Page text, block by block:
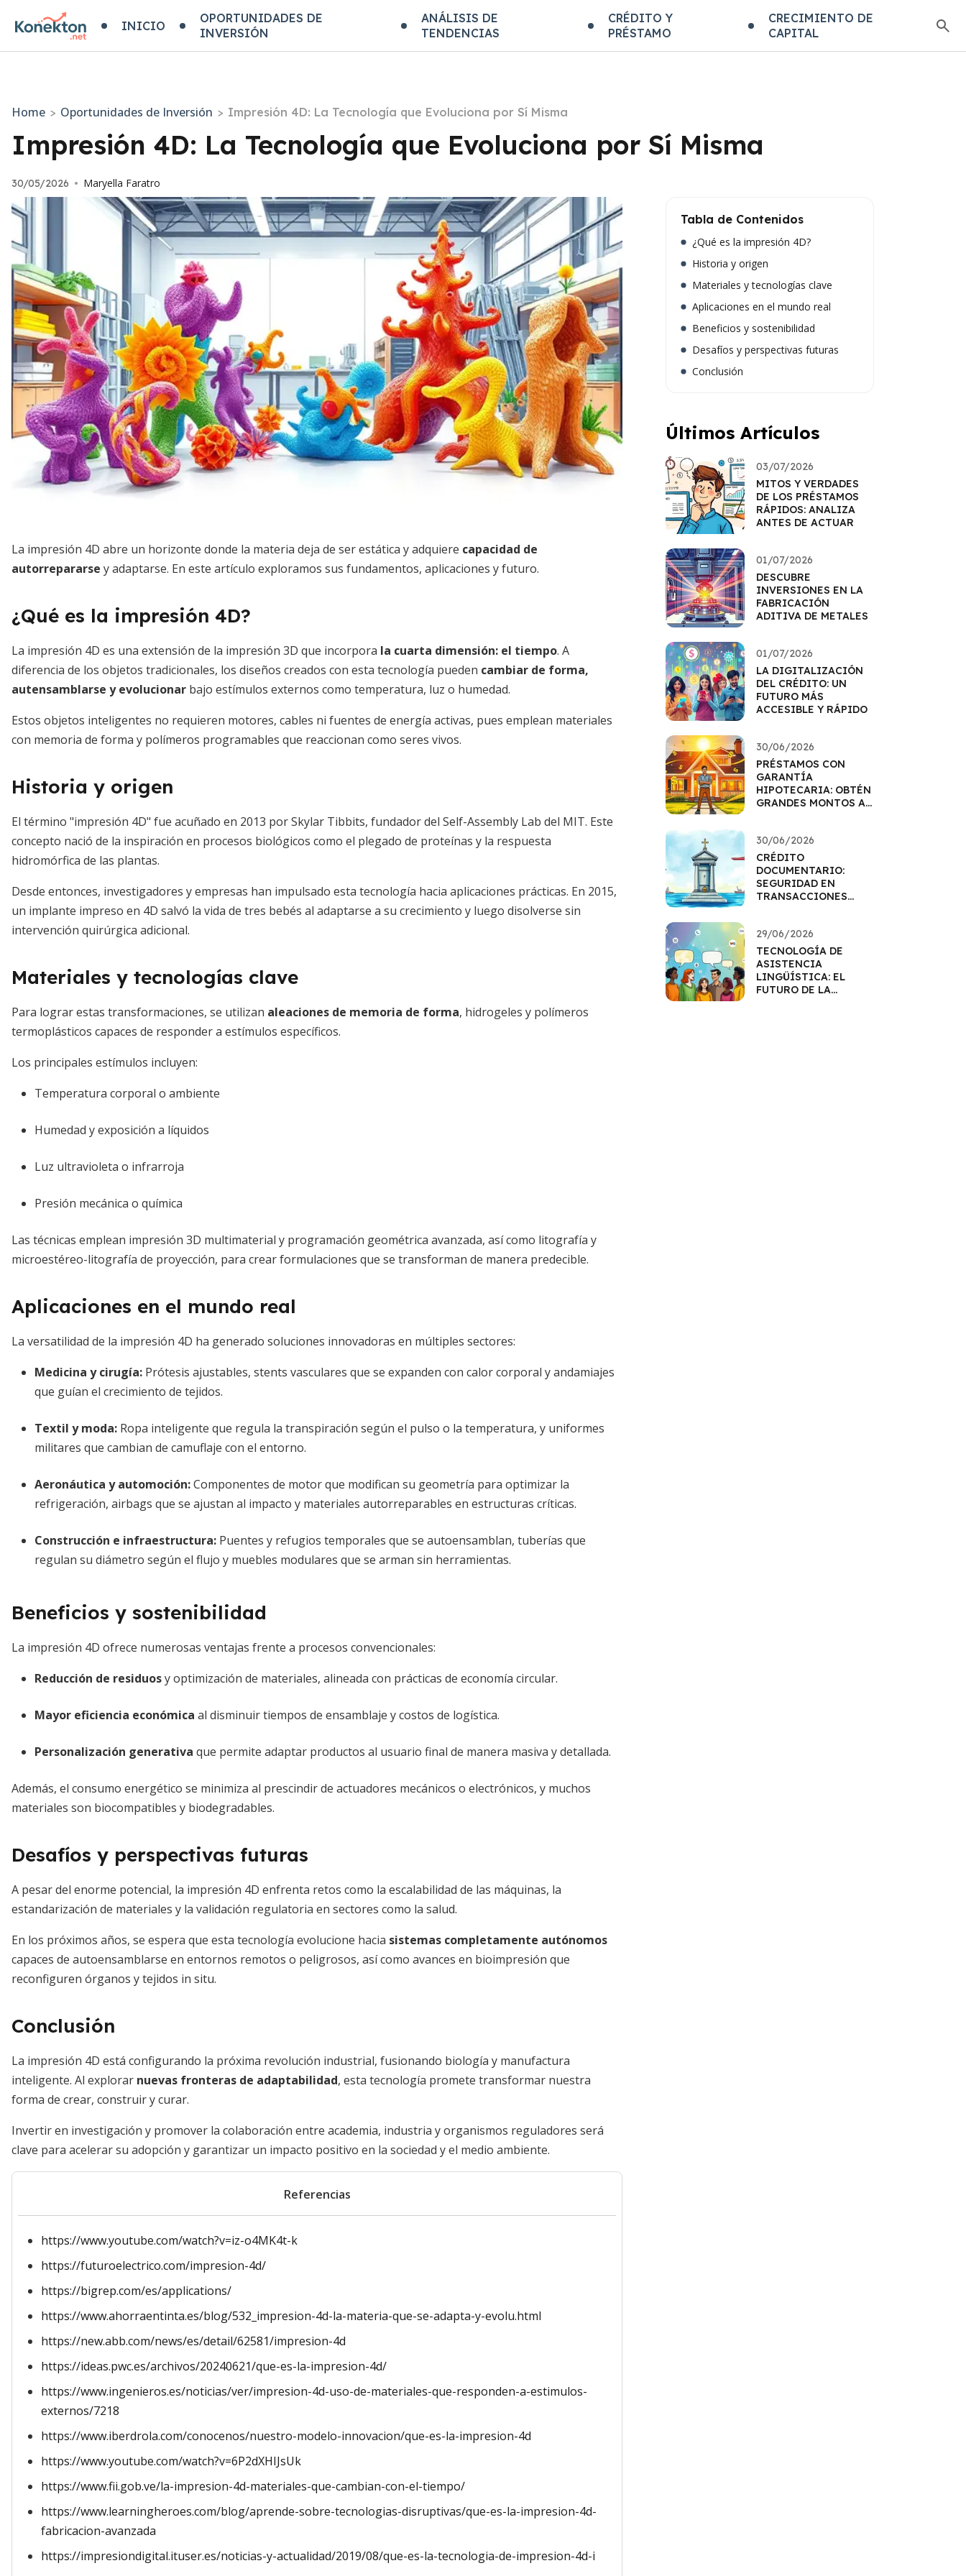
INICIO
OPORTUNIDADES DE
INVERSIÓN
ANÁLISIS DE
TENDENCIAS
CRÉDITO Y
PRÉSTAMO
CRECIMIENTO DE
CAPITAL
Home > Oportunidades de Inversión > Impresión 4D: La Tecnología que Evoluciona por Sí Misma
Impresión 4D: La Tecnología que Evoluciona por Sí Misma
30/05/2026 • Maryella Faratro
La impresión 4D abre un horizonte donde la materia deja de ser estática y adquiere capacidad de
autorrepararse y adaptarse. En este artículo exploramos sus fundamentos, aplicaciones y futuro.
¿Qué es la impresión 4D?
La impresión 4D es una extensión de la impresión 3D que incorpora la cuarta dimensión: el tiempo. A
diferencia de los objetos tradicionales, los diseños creados con esta tecnología pueden cambiar de forma,
autensamblarse y evolucionar bajo estímulos externos como temperatura, luz o humedad.
Estos objetos inteligentes no requieren motores, cables ni fuentes de energía activas, pues emplean materiales
con memoria de forma y polímeros programables que reaccionan como seres vivos.
Historia y origen
El término "impresión 4D" fue acuñado en 2013 por Skylar Tibbits, fundador del Self-Assembly Lab del MIT. Este
concepto nació de la inspiración en procesos biológicos como el plegado de proteínas y la respuesta
hidromórfica de las plantas.
Desde entonces, investigadores y empresas han impulsado esta tecnología hacia aplicaciones prácticas. En 2015,
un implante impreso en 4D salvó la vida de tres bebés al adaptarse a su crecimiento y luego disolverse sin
intervención quirúrgica adicional.
Materiales y tecnologías clave
Para lograr estas transformaciones, se utilizan aleaciones de memoria de forma, hidrogeles y polímeros
termoplásticos capaces de responder a estímulos específicos.
Los principales estímulos incluyen:
Temperatura corporal o ambiente
Humedad y exposición a líquidos
Luz ultravioleta o infrarroja
Presión mecánica o química
Las técnicas emplean impresión 3D multimaterial y programación geométrica avanzada, así como litografía y
microestéreo-litografía de proyección, para crear formulaciones que se transforman de manera predecible.
Aplicaciones en el mundo real
La versatilidad de la impresión 4D ha generado soluciones innovadoras en múltiples sectores:
Medicina y cirugía: Prótesis ajustables, stents vasculares que se expanden con calor corporal y andamiajes
que guían el crecimiento de tejidos.
Textil y moda: Ropa inteligente que regula la transpiración según el pulso o la temperatura, y uniformes
militares que cambian de camuflaje con el entorno.
Aeronáutica y automoción:Componentes de motor que modifican su geometría para optimizar la
refrigeración, airbags que se ajustan al impacto y materiales autorreparables en estructuras críticas.
Construcción e infraestructura: Puentes y refugios temporales que se autoensamblan, tuberías que
regulan su diámetro según el flujo y muebles modulares que se arman sin herramientas.
Beneficios y sostenibilidad
La impresión 4D ofrece numerosas ventajas frente a procesos convencionales:
Reducción de residuosy optimización de materiales, alineada con prácticas de economía circular.
Mayor eficiencia económica al disminuir tiempos de ensamblaje y costos de logística.
Personalización generativa que permite adaptar productos al usuario final de manera masiva y detallada.
Además, el consumo energético se minimiza al prescindir de actuadores mecánicos o electrónicos, y muchos
materiales son biocompatibles y biodegradables.
Desafíos y perspectivas futuras
A pesar del enorme potencial, la impresión 4D enfrenta retos como la escalabilidad de las máquinas, la
estandarización de materiales y la validación regulatoria en sectores como la salud.
En los próximos años, se espera que esta tecnología evolucione hacia sistemas completamente autónomos
capaces de autoensamblarse en entornos remotos o peligrosos, así como avances en bioimpresión que
reconfiguren órganos y tejidos in situ.
Conclusión
La impresión 4D está configurando la próxima revolución industrial, fusionando biología y manufactura
inteligente. Al explorar nuevas fronteras de adaptabilidad, esta tecnología promete transformar nuestra
forma de crear, construir y curar.
Invertir en investigación y promover la colaboración entre academia, industria y organismos reguladores será
clave para acelerar su adopción y garantizar un impacto positivo en la sociedad y el medio ambiente.
Referencias
https://www.youtube.com/watch?v=iz-o4MK4t-k
https://futuroelectrico.com/impresion-4d/
https://bigrep.com/es/applications/
https://www.ahorraentinta.es/blog/532_impresion-4d-la-materia-que-se-adapta-y-evolu.html
https://new.abb.com/news/es/detail/62581/impresion-4d
https://ideas.pwc.es/archivos/20240621/que-es-la-impresion-4d/
https://www.ingenieros.es/noticias/ver/impresion-4d-uso-de-materiales-que-responden-a-estimulos-
externos/7218
https://www.iberdrola.com/conocenos/nuestro-modelo-innovacion/que-es-la-impresion-4d
https://www.youtube.com/watch?v=6P2dXHIJsUk
https://www.fii.gob.ve/la-impresion-4d-materiales-que-cambian-con-el-tiempo/
https://www.learningheroes.com/blog/aprende-sobre-tecnologias-disruptivas/que-es-la-impresion-4d-
fabricacion-avanzada
https://impresiondigital.ituser.es/noticias-y-actualidad/2019/08/que-es-la-tecnologia-de-impresion-4d-i
Tabla de Contenidos
¿Qué es la impresión 4D?
Historia y origen
Materiales y tecnologías clave
Aplicaciones en el mundo real
Beneficios y sostenibilidad
Desafíos y perspectivas futuras
Conclusión
Últimos Artículos
03/07/2026
MITOS Y VERDADES
DE LOS PRÉSTAMOS
RÁPIDOS: ANALIZA
ANTES DE ACTUAR
01/07/2026
DESCUBRE
INVERSIONES EN LA
FABRICACIÓN
ADITIVA DE METALES
01/07/2026
LA DIGITALIZACIÓN
DEL CRÉDITO: UN
FUTURO MÁS
ACCESIBLE Y RÁPIDO
30/06/2026
PRÉSTAMOS CON
GARANTÍA
HIPOTECARIA: OBTÉN
GRANDES MONTOS A
30/06/2026
CRÉDITO
DOCUMENTARIO:
SEGURIDAD EN
TRANSACCIONES
29/06/2026
TECNOLOGÍA DE
ASISTENCIA
LINGÜÍSTICA: EL
FUTURO DE LA